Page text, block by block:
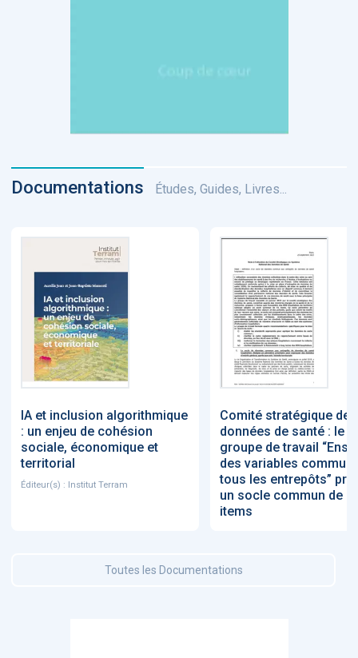
Documentations Études, Guides, Livres...
IA et inclusion algorithmique
: un enjeu de cohésion
sociale, économique et
territorial
Éditeur(s) : Institut Terram
Comité stratégique des
données de santé : le
groupe de travail
des variables
tous les entrepôts”
un socle commun de
items
Toutes les Documentations